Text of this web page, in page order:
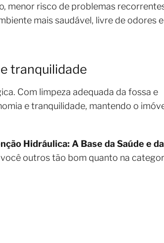
menor risco de problemas
mais saudável, livre de odores e
tranquilidade
Com limpeza adequada da fossa e
e tranquilidade, mantendo o
Hidráulica: A Base da Saúde e da
outros tão bom quanto na